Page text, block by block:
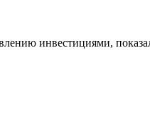
инвестициями,